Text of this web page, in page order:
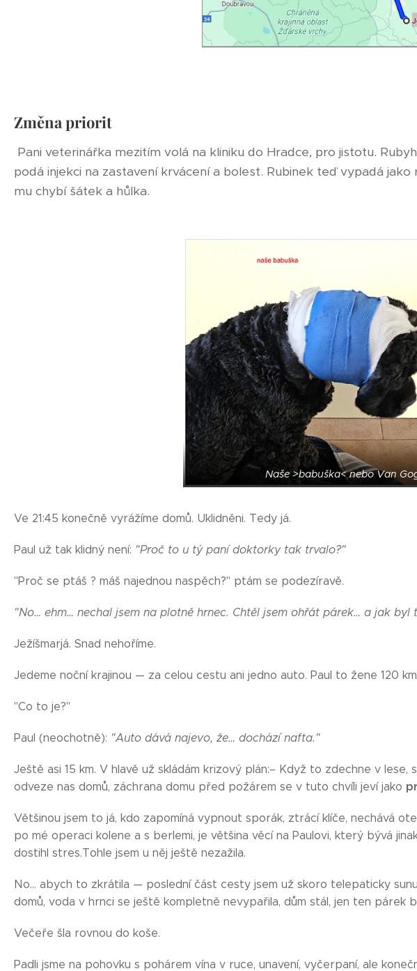
Změna priorit
Pani veterinářka mezitím volá na kliniku do Hradce, pro jistotu.
podá injekci na zastavení krvácení a bolest. Rubinek teď vypadá
mu chybí šátek a hůlka.
Naše >babuška< nebo Van
Ve 21:45 konečně vyrážíme domů. Uklidněni. Tedy já.
Paul už tak klidný není: "Proč to u tý paní doktorky tak trvalo?"
"Proč se ptáš ? máš najednou naspěch?" ptám se podezíravě.
"No… ehm… nechal jsem na plotně hrnec. Chtěl jsem ohřát párek… a jak
Ježíšmarjá. Snad nehoříme.
Jedeme noční krajinou — za celou cestu ani jedno auto. Paul to žene 120
"Co to je?"
Paul (neochotně): "Auto dává najevo, že… dochází nafta."
Ještě asi 15 km. V hlavě už skládám krizový plán:– Když to zdechne v
odveze nas domů, záchrana domu před požárem se v tuto chvíli jeví jako
Většinou jsem to já, kdo zapomíná vypnout sporák, ztrácí klíče, nechává
po mé operaci kolene a s berlemi, je většina věcí na Paulovi, který bývá
dostihl stres.Tohle jsem u něj ještě nezažila.
No… abych to zkrátila — poslední část cesty jsem už skoro telepaticky
domů, voda v hrnci se ještě kompletně nevypařila, dům stál, jen ten párek
Večeře šla rovnou do koše.
Padli jsme na pohovku s pohárem vína v ruce, unavení, vyčerpaní, ale